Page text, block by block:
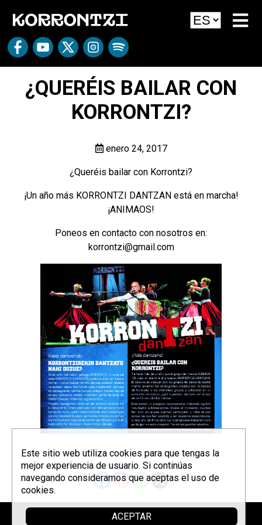
¿QUERÉIS BAILAR CON
KORRONTZI?
enero 24, 2017
¿Queréis bailar con Korrontzi?
¡Un año más KORRONTZI DANTZAN está en marcha!
¡ANIMAOS!
Poneos en contacto con nosotros en:
korrontzi@gmail.com
Patrocina
Este sitio web utiliza cookies para que tengas la
mejor experiencia de usuario. Si continúas
navegando consideramos que aceptas el uso de
cookies.
ACEPTAR